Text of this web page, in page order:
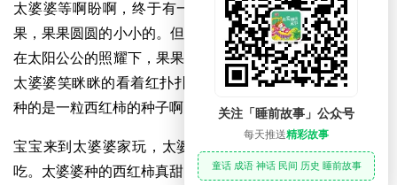
太婆婆等啊盼啊，终于有一朵小花上结出了一个绿绿的果
果，果果圆圆的小小的。但是，没过几天，果果就变大了。
在太阳公公的照耀下，果果从绿色变成了红色，越长越大。
太婆婆笑眯眯的看着红扑扑的大果果，高兴的说：“原来我
种的是一粒西红柿的种子啊！”
宝宝来到太婆婆家玩，太婆婆端出自己种的西红柿给宝宝
吃。太婆婆种的西红柿真甜！真好吃！
关注「睡前故事」公众号
每天推送精彩故事
童话 成语 神话 民间 历史 睡前故事